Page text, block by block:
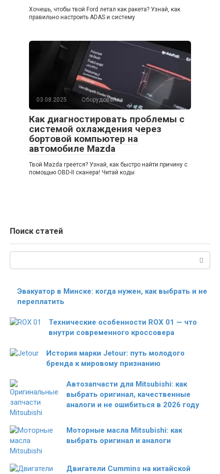
Хочешь, чтобы твой Ford летал как ракета? Узнай, как
правильно настроить ADAS и систему
03.08.2025 Оборудование
Как диагностировать проблемы с
системой охлаждения через
бортовой компьютер на
автомобиле Mazda
Твой Mazda греется? Узнай, как быстро найти причину с
помощью OBD-II сканера! Читай коды
Поиск статей
Эвакуатор в Минске: когда нужен, как выбрать и не
переплатить
Технические особенности ROX 01 — что
внутри современного кроссовера
История марки Jetour: путь молодого
бренда к мировому признанию
Автозапчасти для Mitsubishi: как
выбрать оригинал, качественные
аналоги и не ошибиться в 2026 году
Моторные масла Mitsubishi: как
выбрать оригинал и аналоги
Двигатели Cummins на китайской